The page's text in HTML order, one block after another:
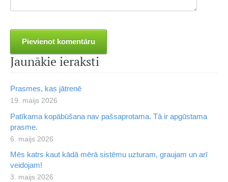
Jaunākie ieraksti
Prasmes, kas jātrenē
19. maijs 2026
Patīkama kopābūšana nav pašsaprotama. Tā ir apgūstama
prasme.
6. maijs 2026
Mēs katrs kaut kādā mērā sistēmu uzturam, graujam un arī
veidojam!
3. maijs 2026